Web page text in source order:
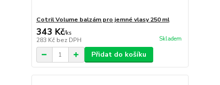
Cotril Volume balzám pro jemné vlasy 250 ml
343 Kč/ks
283 Kč bez DPH Skladem
Přidat do košíku